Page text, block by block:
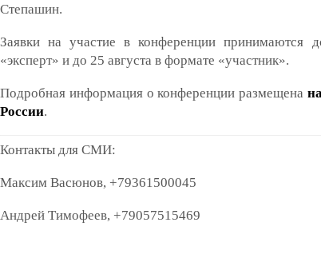
Степашин.
Заявки на участие в конференции принимаются
«эксперт» и до 25 августа в формате «участник».
Подробная информация о конференции размещена
России.
Контакты для СМИ:
Максим Васюнов, +79361500045
Андрей Тимофеев, +79057515469